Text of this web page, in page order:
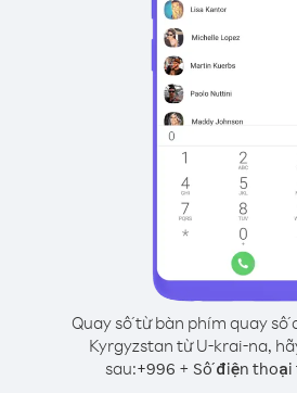
Quay số từ bàn phím quay số
Kyrgyzstan từ U-krai-na,
sau:+996 + Số điện